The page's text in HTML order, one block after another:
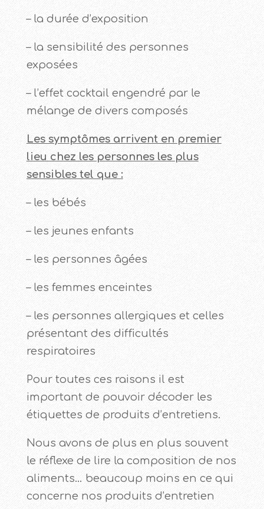
– la durée d’exposition
– la sensibilité des personnes
exposées
– l’effet cocktail engendré par le
mélange de divers composés
Les symptômes arrivent en premier
lieu chez les personnes les plus
sensibles tel que :
– les bébés
– les jeunes enfants
– les personnes âgées
– les femmes enceintes
– les personnes allergiques et celles
présentant des difficultés
respiratoires
Pour toutes ces raisons il est
important de pouvoir décoder les
étiquettes de produits d’entretiens.
Nous avons de plus en plus souvent
le réflexe de lire la composition de nos
aliments… beaucoup moins en ce qui
concerne nos produits d’entretien